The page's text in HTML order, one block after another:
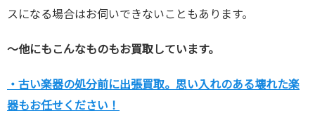
スになる場合はお伺いできないこともあります。
～他にもこんなものもお買取しています。
・古い楽器の処分前に出張買取。思い入れのある壊れた楽
器もお任せください！